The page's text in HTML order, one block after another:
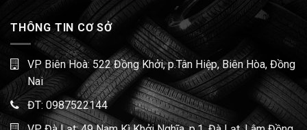
THÔNG TIN CƠ SỞ
VP Biên Hoà: 522 Đồng Khởi, p.Tân Hiệp, Biên Hòa, Đồng
Nai
ĐT: 0987522144